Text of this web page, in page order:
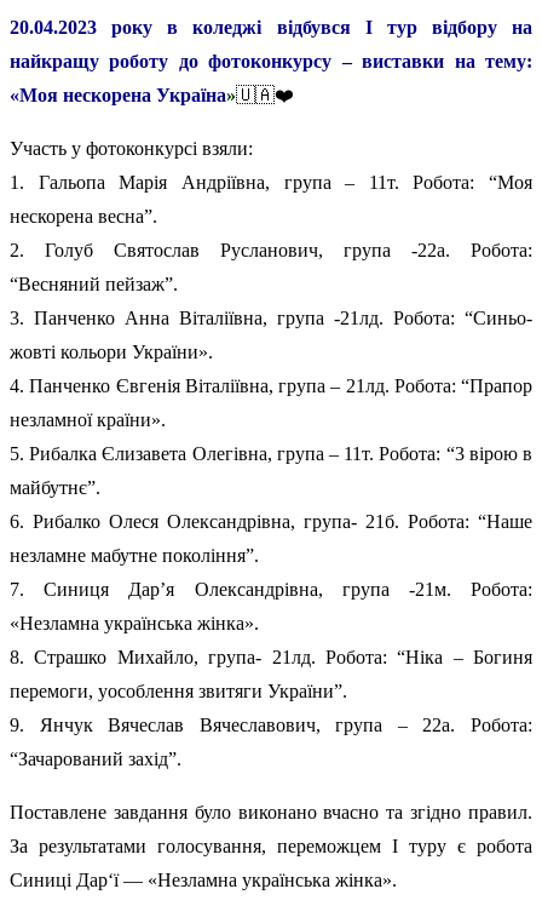
20.04.2023 року в коледжі відбувся I тур відбору на
найкращу роботу до фотоконкурсу – виставки на тему:
«Моя нескорена Україна»🇺🇦❤️
Участь у фотоконкурсі взяли:
1. Гальопа Марія Андріївна, група – 11т. Робота: “Моя
нескорена весна”.
2. Голуб Святослав Русланович, група -22а. Робота:
“Весняний пейзаж”.
3. Панченко Анна Віталіївна, група -21лд. Робота: “Синьо-
жовті кольори України».
4. Панченко Євгенія Віталіївна, група – 21лд. Робота: “Прапор
незламної країни».
5. Рибалка Єлизавета Олегівна, група – 11т. Робота: “3 вірою в
майбутнє”.
6. Рибалко Олеся Олександрівна, група- 21б. Робота: “Наше
незламне мабутне покоління”.
7. Синиця Дарʼя Олександрівна, група -21м. Робота:
«Незламна українська жінка».
8. Страшко Михайло, група- 21лд. Робота: “Ніка – Богиня
перемоги, уособлення звитяги України”.
9. Янчук Вячеслав Вячеславович, група – 22а. Робота:
“Зачарований захід”.
Поставлене завдання було виконано вчасно та згідно правил.
За результатами голосування, переможцем І туру є робота
Синиці Дар‘ї — «Незламна українська жінка».